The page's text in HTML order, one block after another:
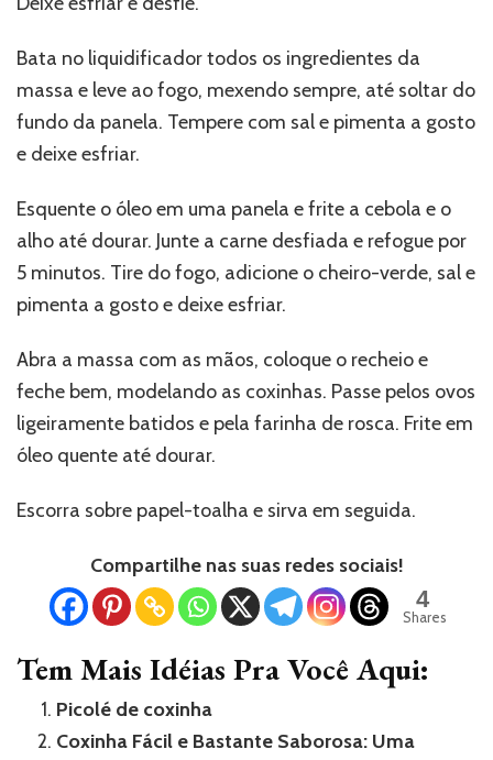
Bata no liquidificador todos os ingredientes da
massa e leve ao fogo, mexendo sempre, até soltar do
fundo da panela. Tempere com sal e pimenta a gosto
e deixe esfriar.
Esquente o óleo em uma panela e frite a cebola e o
alho até dourar. Junte a carne desfiada e refogue por
5 minutos. Tire do fogo, adicione o cheiro-verde, sal e
pimenta a gosto e deixe esfriar.
Abra a massa com as mãos, coloque o recheio e
feche bem, modelando as coxinhas. Passe pelos ovos
ligeiramente batidos e pela farinha de rosca. Frite em
óleo quente até dourar.
Escorra sobre papel-toalha e sirva em seguida.
Compartilhe nas suas redes sociais!
4
Shares
Tem Mais Idéias Pra Você Aqui:
Picolé de coxinha
Coxinha Fácil e Bastante Saborosa: Uma